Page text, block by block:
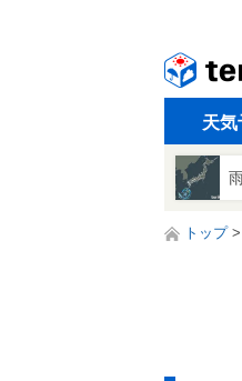
天気
トップ